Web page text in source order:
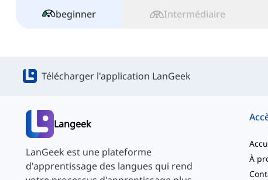
beginner
Intermédiaire
Télécharger l'application LanGeek
Langeek
LanGeek est une plateforme
d'apprentissage des langues qui rend